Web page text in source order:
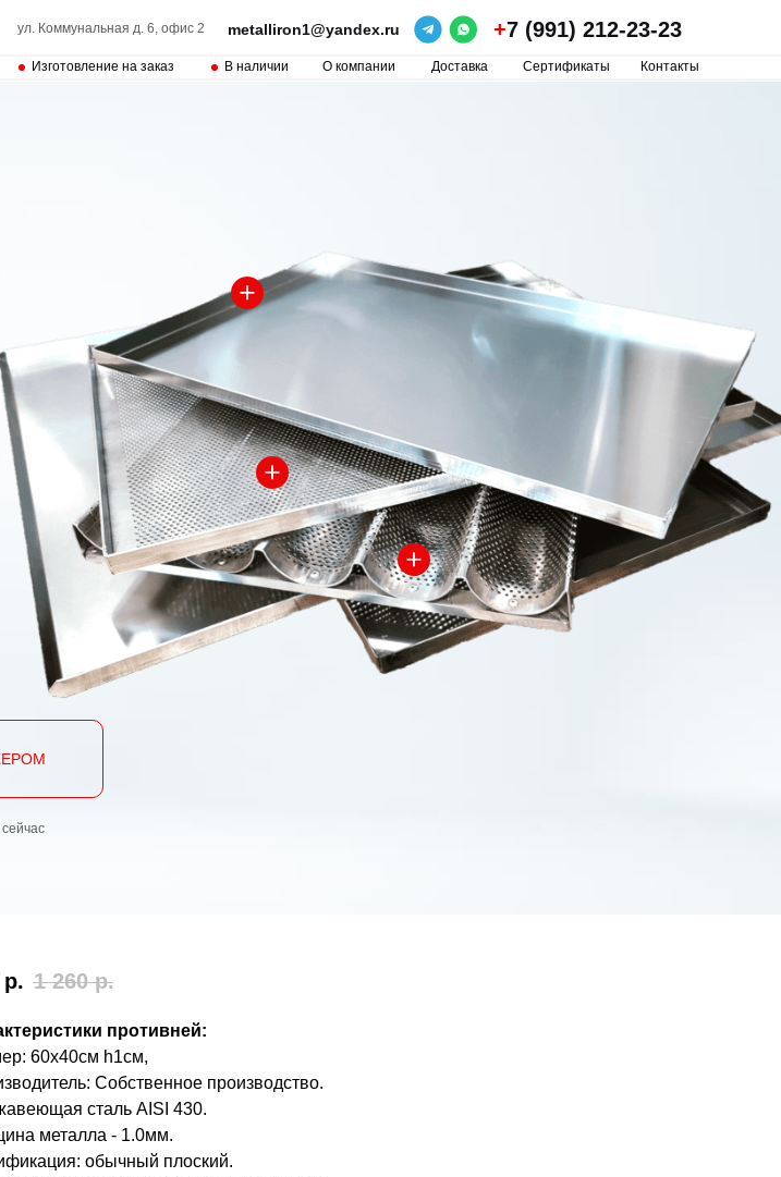
ул. Коммунальная д. 6, офис 2 +7 (991) 212-23-23
metalliron1@yandex.ru
Изготовление на заказ Доставка Сертификаты Контакты
О компании
В наличии
р. 1 260 р.
противней:
60х40см h1см,
Собственное производство.
сталь AISI 430.
металла - 1.0мм.
обычный плоский.